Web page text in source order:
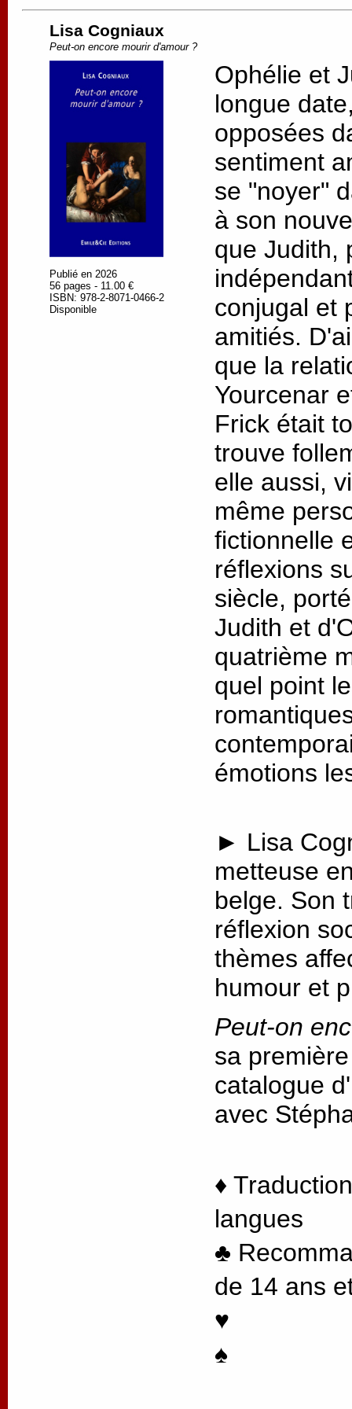
Lisa Cogniaux
Peut-on encore mourir d'amour ?
Publié en 2026
56 pages - 11.00 €
ISBN: 978-2-8071-0466-2
Disponible
Ophélie et
longue
opposées
sentiment
se "noyer"
à son
que Judith,
conjugal et
amitiés.
que la
Yourcenar
Frick était
trouve
elle aussi,
même
fictionnelle
réflexions
siècle,
Judith et
quatrième
quel point
émotions
► Lisa
metteuse
belge. Son
réflexion
thèmes
humour et
Peut-on
sa
catalogue
avec
♦
langues
♣
de 14 ans
♥
♠